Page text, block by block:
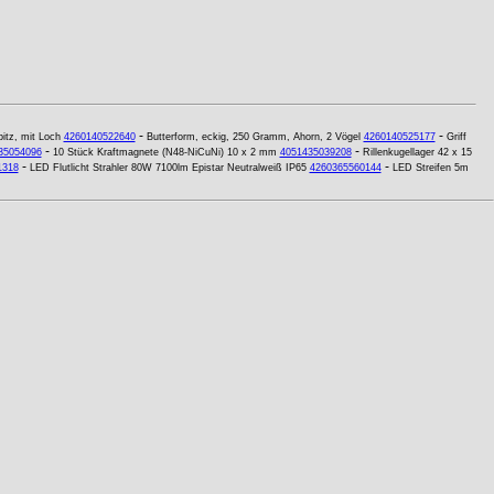
mit Loch 4260140522640- Butterform, eckig, 250 Gramm, Ahorn, 2 Vögel 4260140525177- Griff
- 10 Stück Kraftmagnete (N48-NiCuNi) 10 x 2 mm 4051435039208- Rillenkugellager 42 x 15
- LED Flutlicht Strahler 80W 7100lm Epistar Neutralweiß IP65 4260365560144- LED Streifen 5m